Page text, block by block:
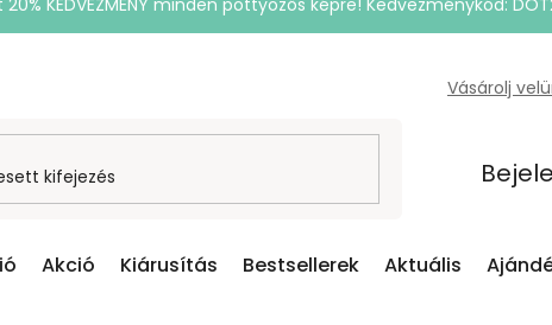
20% KEDVEZMÉNY minden pöttyözős képre! Kedvezménykód:
Vásárolj
Akció Kiárusítás Bestsellerek Aktuális